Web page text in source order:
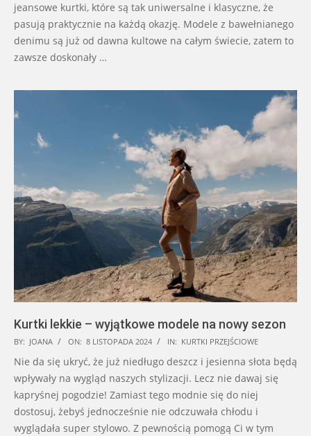
jeansowe kurtki, które są tak uniwersalne i klasyczne, że
pasują praktycznie na każdą okazję. Modele z bawełnianego
denimu są już od dawna kultowe na całym świecie, zatem to
zawsze doskonały …
Kurtki lekkie – wyjątkowe modele na nowy sezon
2024-
11-
08
BY: JOANA ON: 8 LISTOPADA 2024 IN: KURTKI PRZEJŚCIOWE
Nie da się ukryć, że już niedługo deszcz i jesienna słota będą
wpływały na wygląd naszych stylizacji. Lecz nie dawaj się
kapryśnej pogodzie! Zamiast tego modnie się do niej
dostosuj, żebyś jednocześnie nie odczuwała chłodu i
wyglądała super stylowo. Z pewnością pomogą Ci w tym